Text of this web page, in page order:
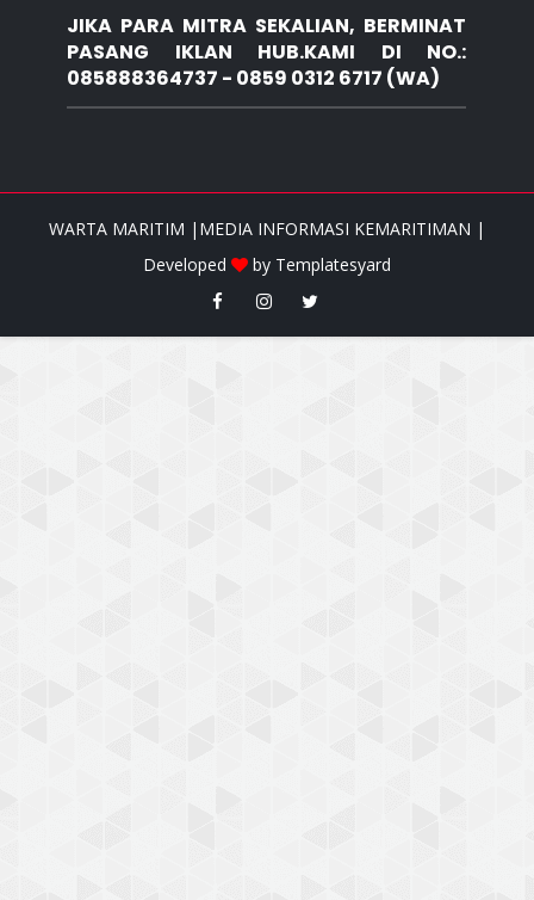
JIKA PARA MITRA SEKALIAN, BERMINAT
PASANG IKLAN HUB.KAMI DI NO.:
085888364737 - 0859 0312 6717 (WA)
WARTA MARITIM |MEDIA INFORMASI KEMARITIMAN |
Developed
by Templatesyard